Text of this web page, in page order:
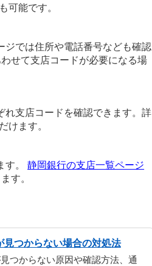
可能です。
ジでは住所や電話番号なども確認
せて支店コードが必要になる場
れ支店コードを確認できます。詳
けます。
す。静岡銀行の支店一覧ページ
す。
見つからない場合の対処法
つからない原因や確認方法、通